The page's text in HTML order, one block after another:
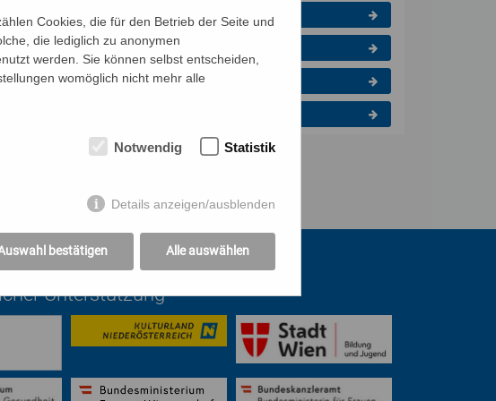
حمایت والدین خود
کمک کنند و در صورت
Rumänisch
Russisch
Somali
Unterstützung
Cookies, die für den Betrieb der Seite und
die lediglich zu anonymen
werden. Sie können selbst entscheiden,
womöglich nicht mehr alle
Notwendig Statistik
Details anzeigen/ausblenden
bestätigen Alle auswählen